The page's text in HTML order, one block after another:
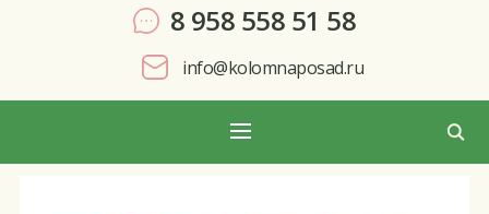
8 958 558 51 58
info@kolomnaposad.ru